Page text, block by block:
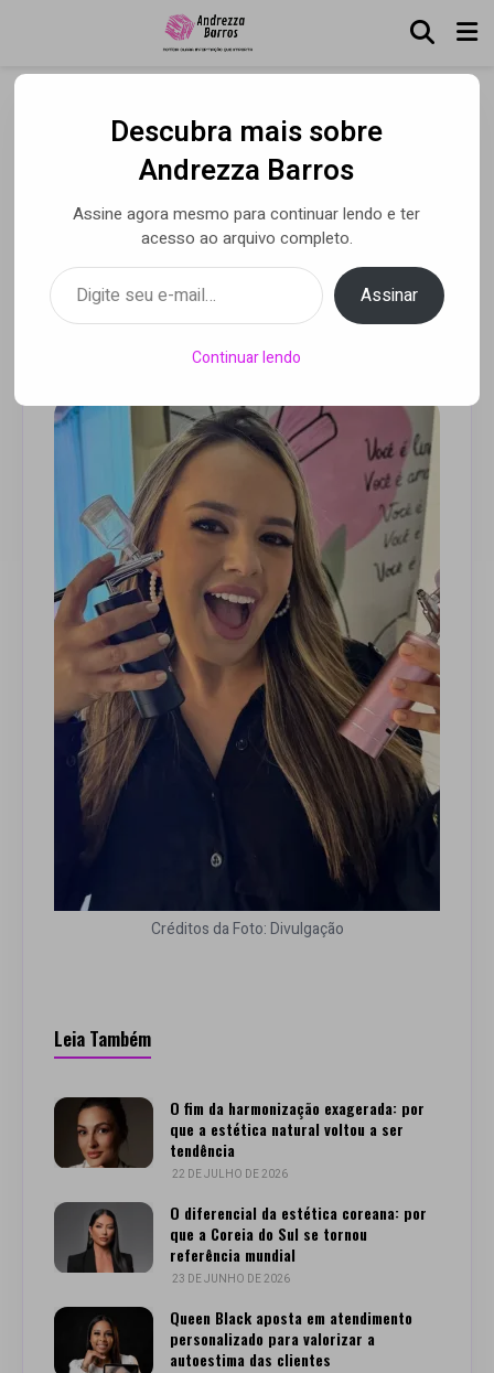
Chic Bronze amplia
atuação e aposta em
estética avançada em São
Bernardo do Campo
Por Alessandra Astolphi• 20 abr 2026
Créditos da Foto: Divulgação
Leia Também
O fim da harmonização exagerada: por
que a estética natural voltou a ser
tendência
22 DE JULHO DE 2026
O diferencial da estética coreana: por
que a Coreia do Sul se tornou
referência mundial
23 DE JUNHO DE 2026
Queen Black aposta em atendimento
personalizado para valorizar a
autoestima das clientes
Descubra mais sobre
Andrezza Barros
Assine agora mesmo para continuar lendo e ter
acesso ao arquivo completo.
Digite seu e-mail…
Assinar
Continuar lendo